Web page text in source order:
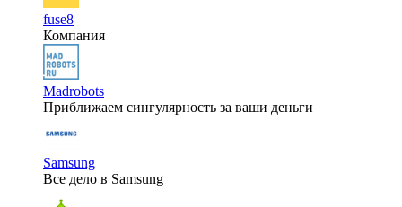
fuse8
Компания
Madrobots
Приближаем сингулярность за ваши деньги
Samsung
Все дело в Samsung